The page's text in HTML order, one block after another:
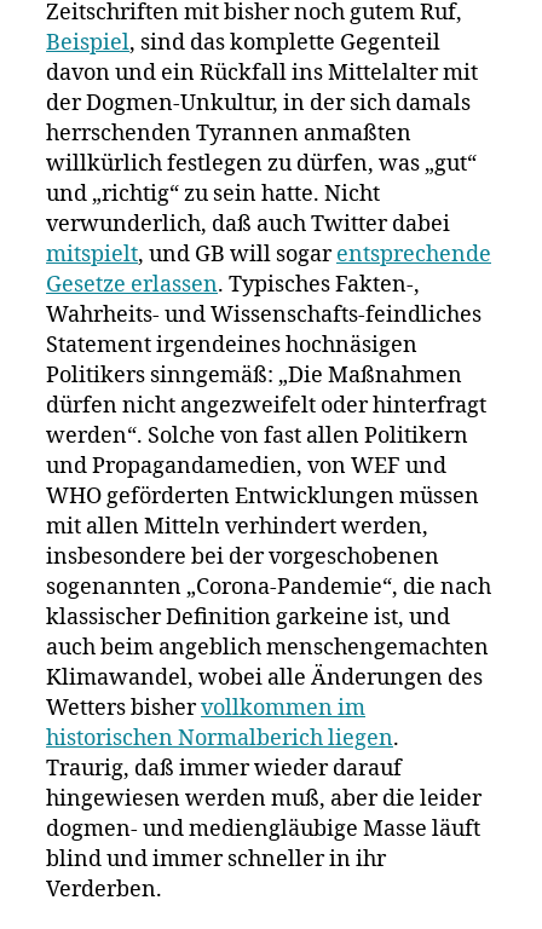
Zeitschriften mit bisher noch gutem Ruf,
Beispiel, sind das komplette Gegenteil
davon und ein Rückfall ins Mittelalter mit
der Dogmen-Unkultur, in der sich damals
herrschenden Tyrannen anmaßten
willkürlich festlegen zu dürfen, was „gut“
und „richtig“ zu sein hatte. Nicht
verwunderlich, daß auch Twitter dabei
mitspielt, und GB will sogarentsprechende
Gesetze erlassen. Typisches Fakten-,
Wahrheits- und Wissenschafts-feindliches
Statement irgendeines hochnäsigen
Politikers sinngemäß: „Die Maßnahmen
dürfen nicht angezweifelt oder hinterfragt
werden“. Solche von fast allen Politikern
und Propagandamedien, von WEF und
WHO geförderten Entwicklungen müssen
mit allen Mitteln verhindert werden,
insbesondere bei der vorgeschobenen
sogenannten „Corona-Pandemie“, die nach
klassischer Definition garkeine ist, und
auch beim angeblich menschengemachten
Klimawandel, wobei alle Änderungen des
Wetters bishervollkommen im
historischen Normalberich liegen.
Traurig, daß immer wieder darauf
hingewiesen werden muß, aber die leider
dogmen- und mediengläubige Masse läuft
blind und immer schneller in ihr
Verderben.